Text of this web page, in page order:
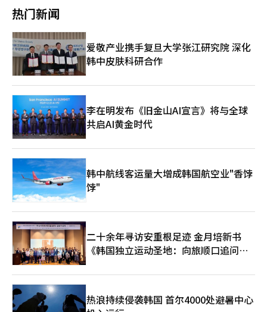
华实现个人贷款余额突破100亿元人民币的韩资银行。 在经营业绩
方面，韩亚银行也是表现最为亮眼的韩资银行之一。去年，在四大
韩资银行中，韩亚银行是唯一实现业绩增长的银行，净利润达59亿
韩元，同比增长10%。对此，韩亚银行相关负责人向本报记者表
示，尽管自2023年中国经济复苏全面重启，但由于房地产市场危
机、俄乌战争等因素导致外部不确定性加剧，整体经济处于下行周
期。在此背景下，韩亚银行坚持稳健的风险管理策略，聚焦低风险
日趋严格，韩资银行在华发展也面临诸多挑战。业内指出，外资银
行若想在这个巨大且复杂的市场中稳健立足，必须深入理解中国市
场，并灵活应对日益变化的政策与经济形势。 作为在华业务规模
最大的韩资银行，韩亚银行表示，面对今年房地产市场持续低迷、
内需复苏乏力以及中美贸易摩擦升级等外部不利因素，公司将通过
加强风险管理、提升低风险优质资产比重，进一步夯实收益基础，
同时拓展非利息收入来源，提升投行业务手续费、债券交易与外汇
买卖收益，以增强整体盈利能力，应对未来市场挑战，实现可持续
发展。 位于首尔中区乙支路的韩亚银行总部【图片提供 韩亚银
行】
40%。然而，韩亚银行却逆势增长，得益于零售业务的良好表现，
其净利润从48亿韩元增至59亿韩元。 业内分析指出，这一业绩下
滑主要源于2022年以来中国经济增长持续放缓。制造业长期低迷
导致银行经营环境恶化，同时不良企业增加也迫使银行不得不追加
拨备金。更严峻的是，随着美国加征关税导致中美贸易摩擦升级，
银行业面临前所未有的经营压力。 数据显示，韩国企业对华新增
投资额已从2022年的8.54亿美元锐减至去年的1.81亿美元，降幅高
达79%。现代汽车、LG显示等大型企业纷纷出售在华工厂、缩减
人员规模，持续收缩中国市场布局。 业内人士预测：“在中美贸
易争端长期化背景下，中国央行可能继续通过降息来刺激内需，这
将使韩国商业银行今年在华业绩仍然不容乐观。当前形势下，银行
更应注重风险管理，而非盲目扩大贷款规模。” 韩国四大商业银
行【图片提供 韩联社】
热门新闻
爱敬产业携手复旦大学张江研究院 深化
韩中皮肤科研合作
李在明发布《旧金山AI宣言》将与全球
共启AI黄金时代
韩中航线客运量大增成韩国航空业"香饽
饽"
二十余年寻访安重根足迹 金月培新书
《韩国独立运动圣地：向旅顺口追问历
热浪持续侵袭韩国 首尔4000处避暑中心